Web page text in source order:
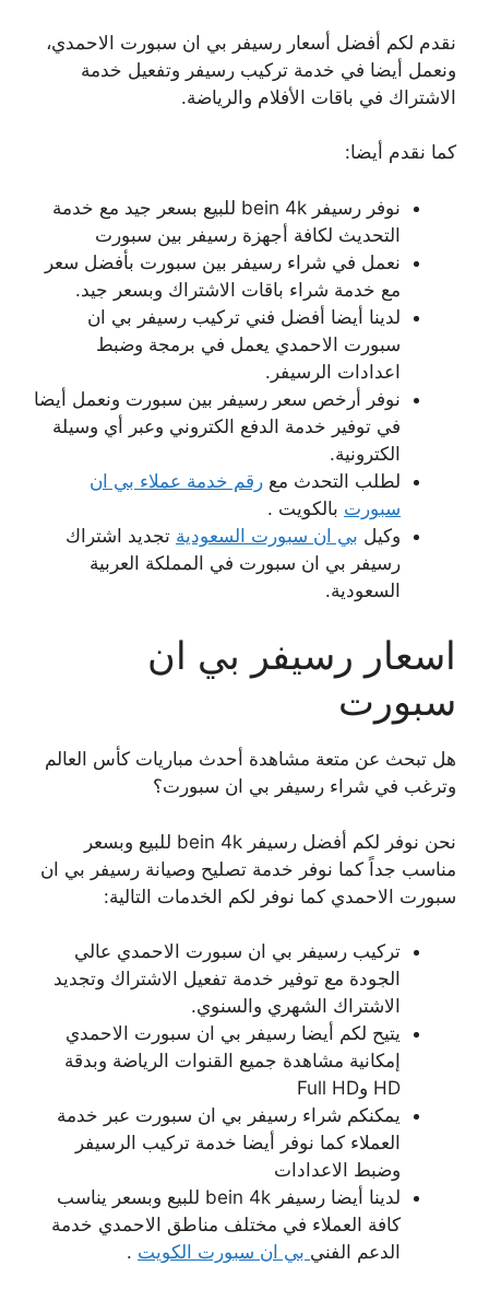
نقدم لكم أفضل أسعار رسيفر بي ان سبورت الاحمدي،
ونعمل أيضا في خدمة تركيب رسيفر وتفعيل خدمة
الاشتراك في باقات الأفلام والرياضة.
كما نقدم أيضا:
نوفر رسيفر bein 4k للبيع بسعر جيد مع خدمة
التحديث لكافة أجهزة رسيفر بين سبورت
نعمل في شراء رسيفر بين سبورت بأفضل سعر
مع خدمة شراء باقات الاشتراك وبسعر جيد.
لدينا أيضا أفضل فني تركيب رسيفر بي ان
سبورت الاحمدي يعمل في برمجة وضبط
اعدادات الرسيفر.
نوفر أرخص سعر رسيفر بين سبورت ونعمل أيضا
في توفير خدمة الدفع الكتروني وعبر أي وسيلة
الكترونية.
لطلب التحدث مع رقم خدمة عملاء بي ان
سبورت بالكويت .
وكيل بي ان سبورت السعودية تجديد اشتراك
رسيفر بي ان سبورت في المملكة العربية
السعودية.
اسعار رسيفر بي ان
سبورت
هل تبحث عن متعة مشاهدة أحدث مباريات كأس العالم
وترغب في شراء رسيفر بي ان سبورت؟
نحن نوفر لكم أفضل رسيفر bein 4k للبيع وبسعر
مناسب جداً كما نوفر خدمة تصليح وصيانة رسيفر بي ان
سبورت الاحمدي كما نوفر لكم الخدمات التالية:
تركيب رسيفر بي ان سبورت الاحمدي عالي
الجودة مع توفير خدمة تفعيل الاشتراك وتجديد
الاشتراك الشهري والسنوي.
يتيح لكم أيضا رسيفر بي ان سبورت الاحمدي
إمكانية مشاهدة جميع القنوات الرياضة وبدقة
HD وFull HD
يمكنكم شراء رسيفر بي ان سبورت عبر خدمة
العملاء كما نوفر أيضا خدمة تركيب الرسيفر
وضبط الاعدادات
لدينا أيضا رسيفر bein 4k للبيع وبسعر يناسب
كافة العملاء في مختلف مناطق الاحمدي خدمة
الدعم الفني بي ان سبورت الكويت .